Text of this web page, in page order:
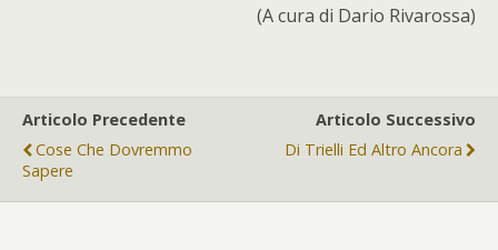
(A cura di Dario Rivarossa)
Articolo Precedente
Cose Che Dovremmo
Sapere
Articolo Successivo
Di Trielli Ed Altro Ancora